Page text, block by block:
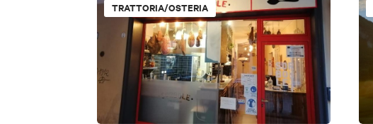
TRATTORIA/OSTERIA